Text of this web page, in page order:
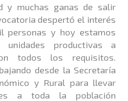
y muchas ganas de salir
despertó el interés
personas y hoy estamos
unidades productivas a
todos los requisitos.
desde la Secretaría
y Rural para llevar
a toda la población